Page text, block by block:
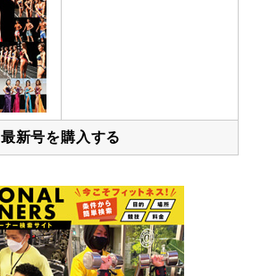
最新号を購入する